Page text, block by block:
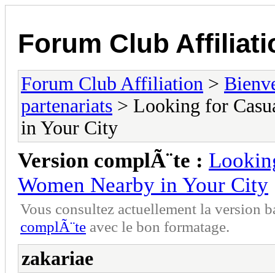
Forum Club
Forum Club Affiliation >
partenariats > Looking for
in Your City
Version complÃ¨te :
Women Nearby in Your City
Vous consultez actuellement la
complÃ¨te avec le bon formatage.
zakariae